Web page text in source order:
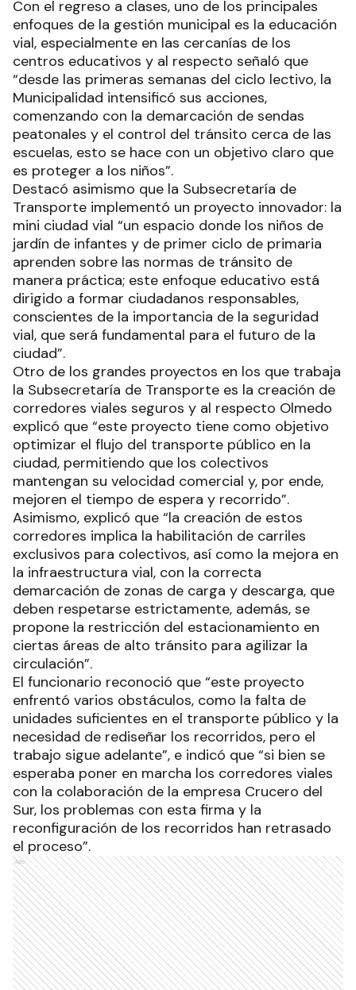
Con el regreso a clases, uno de los principales
enfoques de la gestión municipal es la educación
vial, especialmente en las cercanías de los
centros educativos y al respecto señaló que
“desde las primeras semanas del ciclo lectivo, la
Municipalidad intensificó sus acciones,
comenzando con la demarcación de sendas
peatonales y el control del tránsito cerca de las
escuelas, esto se hace con un objetivo claro que
es proteger a los niños”.
Destacó asimismo que la Subsecretaría de
Transporte implementó un proyecto innovador: la
mini ciudad vial “un espacio donde los niños de
jardín de infantes y de primer ciclo de primaria
aprenden sobre las normas de tránsito de
manera práctica; este enfoque educativo está
dirigido a formar ciudadanos responsables,
conscientes de la importancia de la seguridad
vial, que será fundamental para el futuro de la
ciudad”.
Otro de los grandes proyectos en los que trabaja
la Subsecretaría de Transporte es la creación de
corredores viales seguros y al respecto Olmedo
explicó que “este proyecto tiene como objetivo
optimizar el flujo del transporte público en la
ciudad, permitiendo que los colectivos
mantengan su velocidad comercial y, por ende,
mejoren el tiempo de espera y recorrido”.
Asimismo, explicó que “la creación de estos
corredores implica la habilitación de carriles
exclusivos para colectivos, así como la mejora en
la infraestructura vial, con la correcta
demarcación de zonas de carga y descarga, que
deben respetarse estrictamente, además, se
propone la restricción del estacionamiento en
ciertas áreas de alto tránsito para agilizar la
circulación”.
El funcionario reconoció que “este proyecto
enfrentó varios obstáculos, como la falta de
unidades suficientes en el transporte público y la
necesidad de rediseñar los recorridos, pero el
trabajo sigue adelante”, e indicó que “si bien se
esperaba poner en marcha los corredores viales
con la colaboración de la empresa Crucero del
Sur, los problemas con esta firma y la
reconfiguración de los recorridos han retrasado
el proceso”.
Ads